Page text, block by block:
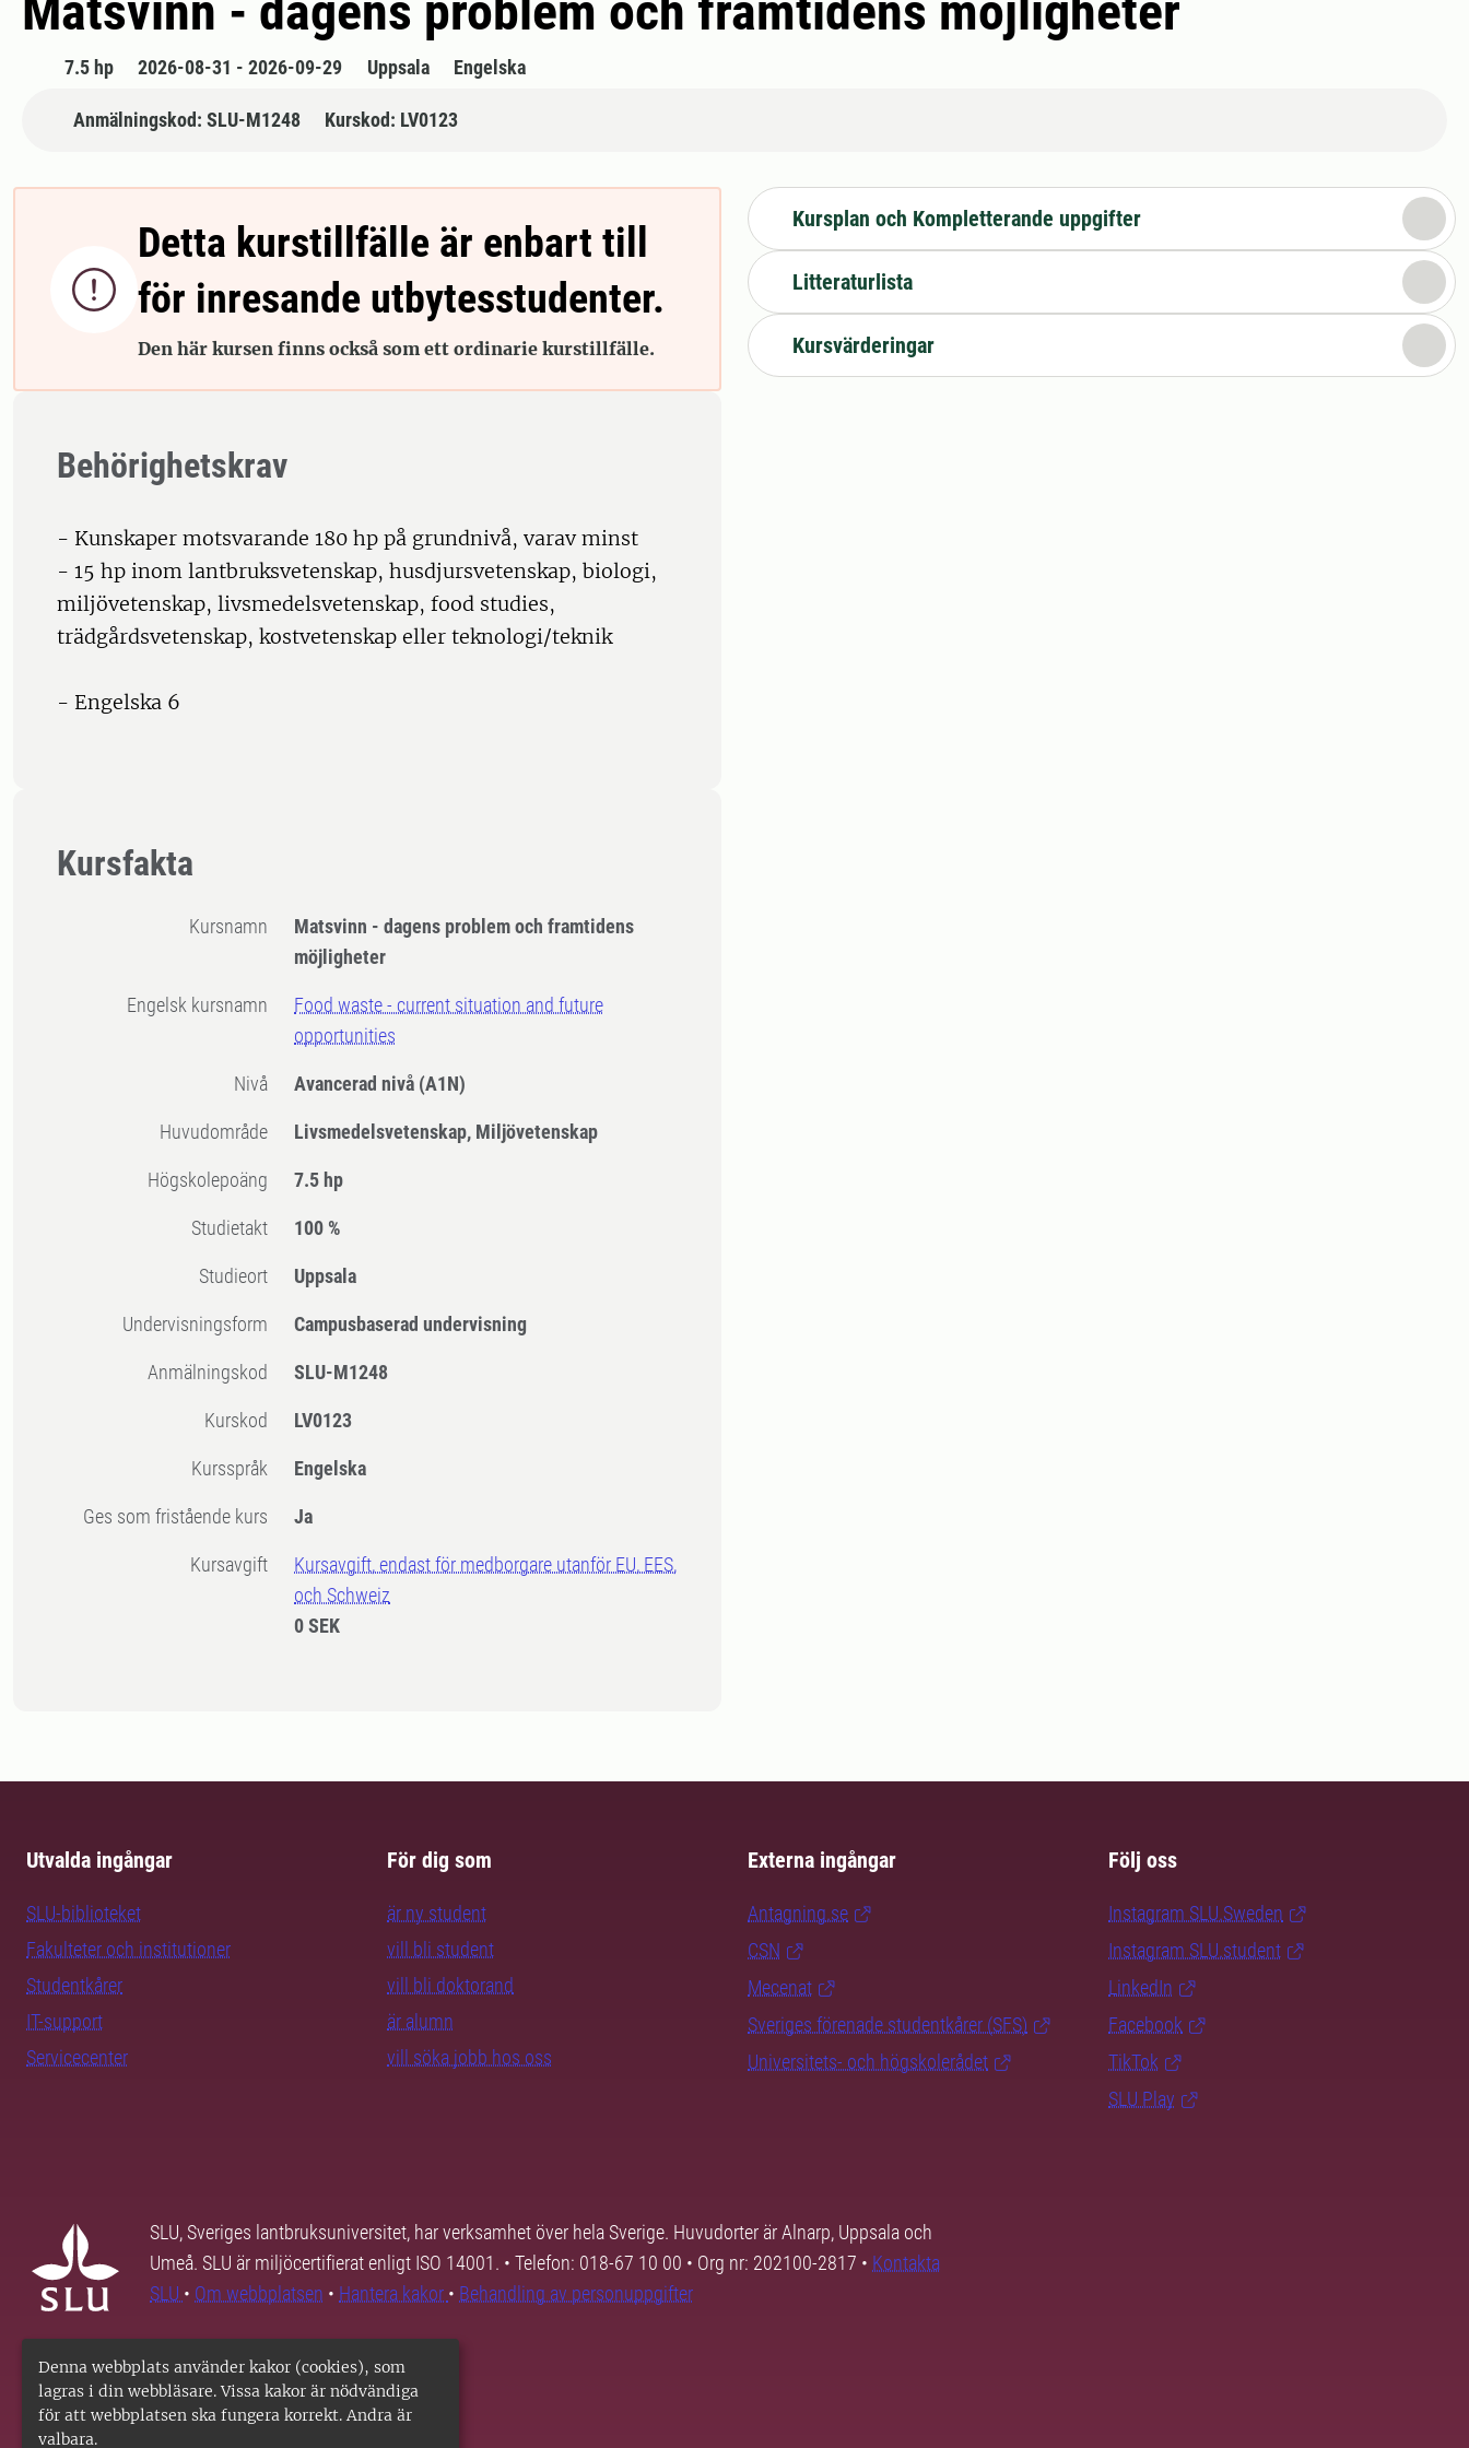
Denna webbplats använder kakor (cookies), som
lagras i din webbläsare. Vissa kakor är nödvändiga
för att webbplatsen ska fungera korrekt. Andra är
valbara.
7.5 hp 2026-08-31 - 2026-09-29 Uppsala Engelska
Anmälningskod: SLU-M1248 Kurskod: LV0123

Detta kurstillfälle är enbart till
för inresande utbytesstudenter.
Den här kursen finns också som ett ordinarie kurstillfälle.
Behörighetskrav
- Kunskaper motsvarande 180 hp på grundnivå, varav minst
- 15 hp inom lantbruksvetenskap, husdjursvetenskap, biologi,
miljövetenskap, livsmedelsvetenskap, food studies,
trädgårdsvetenskap, kostvetenskap eller teknologi/teknik
- Engelska 6
Kursfakta
Kursnamn
Matsvinn - dagens problem och framtidens
möjligheter
Engelsk kursnamn
Food waste - current situation and future
opportunities
Nivå Avancerad nivå (A1N)
Huvudområde Livsmedelsvetenskap, Miljövetenskap
högskolepoäng 7.5 hp
Studietakt 100 %
Studieort Uppsala
Undervisningsform Campusbaserad undervisning
Anmälningskod SLU-M1248
Kurskod LV0123
Kursspråk Engelska
Ges som fristående kurs Ja
Kursavgift
Kursavgift, endast för medborgare utanför EU, EES,
och Schweiz
0 SEK
Kursplan och Kompletterande uppgifter
Litteraturlista
Kursvärderingar
Utvalda ingångar
SLU-biblioteket
Fakulteter och institutioner
Studentkårer
IT-support
Servicecenter
För dig som
är ny student
vill bli student
vill bli doktorand
är alumn
vill söka jobb hos oss
Externa ingångar
Antagning.se
CSN
Mecenat
Sveriges förenade studentkårer (SFS)
Universitets- och högskolerådet
Följ oss
Instagram SLU.Sweden
Instagram SLU.student
LinkedIn
Facebook
TikTok
SLU Play
SLU, Sveriges lantbruksuniversitet, har verksamhet över hela Sverige. Huvudorter är Alnarp, Uppsala och
Umeå. SLU är miljöcertifierat enligt ISO 14001. • Telefon: 018-67 10 00 • Org nr: 202100-2817 • Kontakta
SLU • Om webbplatsen • Hantera kakor • Behandling av personuppgifter